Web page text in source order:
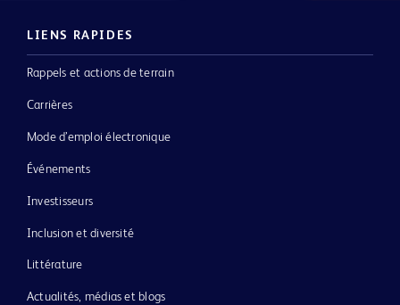
LIENS RAPIDES
Rappels et actions de terrain
Carrières
Mode d’emploi électronique
Événements
Investisseurs
Inclusion et diversité
Littérature
Actualités, médias et blogs